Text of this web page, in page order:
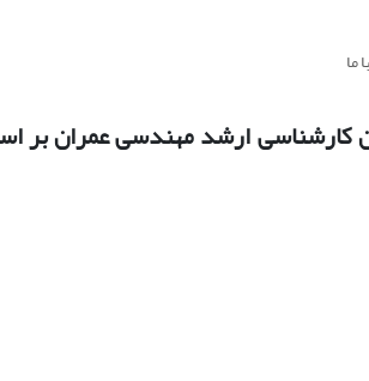
ما
کارشناسی ارشد مهندسی عمران بر